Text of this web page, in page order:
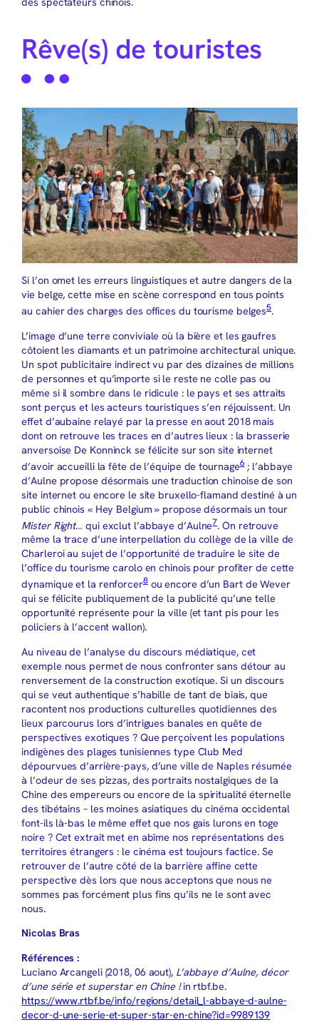
Rêve(s) de touristes
Si l’on omet les erreurs linguistiques et autre dangers de la
vie belge, cette mise en scène correspond en tous points
au cahier des charges des offices du tourisme belges5.
L’image d’une terre conviviale où la bière et les gaufres
côtoient les diamants et un patrimoine architectural unique.
Un spot publicitaire indirect vu par des dizaines de millions
de personnes et qu’importe si le reste ne colle pas ou
même si il sombre dans le ridicule : le pays et ses attraits
sont perçus et les acteurs touristiques s’en réjouissent. Un
effet d’aubaine relayé par la presse en aout 2018 mais
dont on retrouve les traces en d’autres lieux : la brasserie
anversoise De Konninck se félicite sur son site internet
d’avoir accueilli la fête de l’équipe de tournage6; l’abbaye
d’Aulne propose désormais une traduction chinoise de son
site internet ou encore le site bruxello-flamand destiné à un
public chinois « Hey Belgium » propose désormais un tour
Mister Right… qui exclut l’abbaye d’Aulne7. On retrouve
même la trace d’une interpellation du collège de la ville de
Charleroi au sujet de l’opportunité de traduire le site de
l’office du tourisme carolo en chinois pour profiter de cette
dynamique et la renforcer8ou encore d’un Bart de Wever
qui se félicite publiquement de la publicité qu’une telle
opportunité représente pour la ville (et tant pis pour les
policiers à l’accent wallon).
Au niveau de l’analyse du discours médiatique, cet
exemple nous permet de nous confronter sans détour au
renversement de la construction exotique. Si un discours
qui se veut authentique s’habille de tant de biais, que
racontent nos productions culturelles quotidiennes des
lieux parcourus lors d’intrigues banales en quête de
perspectives exotiques ? Que perçoivent les populations
indigènes des plages tunisiennes type Club Med
dépourvues d’arrière-pays, d’une ville de Naples résumée
à l’odeur de ses pizzas, des portraits nostalgiques de la
Chine des empereurs ou encore de la spiritualité éternelle
des tibétains – les moines asiatiques du cinéma occidental
font-ils là-bas le même effet que nos gais lurons en toge
noire ? Cet extrait met en abîme nos représentations des
territoires étrangers : le cinéma est toujours factice. Se
retrouver de l’autre côté de la barrière affine cette
perspective dès lors que nous acceptons que nous ne
sommes pas forcément plus fins qu’ils ne le sont avec
nous.
Nicolas Bras
Références :
Luciano Arcangeli (2018, 06 aout), L’abbaye d’Aulne, décor
d’une série et superstar en Chine !in rtbf.be.
https://www.rtbf.be/info/regions/detail_l-abbaye-d-aulne-
decor-d-une-serie-et-super-star-en-chine?id=9989139